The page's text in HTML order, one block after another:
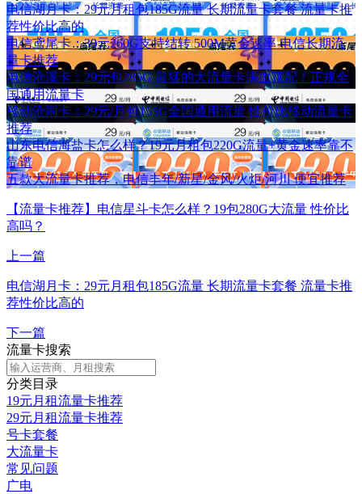
电信湖月卡：29元月租包185G流量 长期流量卡套餐 流量卡推
荐性价比高的
电信鸢尾卡：39元260G支持结转 500M黄金速率 电信长期流
量卡推荐
电信沧溪卡：29元包285G 最猛的大流量卡满血顶配！正规全
国通用流量卡
移动沧雨卡：29元/月包155G全国通用流量 性价比移动流量卡
推荐
山东电信海盐卡怎么样？19元月租包220G流量+黄金速率靠不
靠谱
五款大流量卡推荐，电信丰年/新星/金风/火炬/河川 便宜推荐
【流量卡推荐】电信星斗卡怎么样？19包280G大流量 性价比
高吗？
上一篇
电信湖月卡：29元月租包185G流量 长期流量卡套餐 流量卡推
荐性价比高的
下一篇
流量卡搜索
分类目录
19元月租流量卡推荐
29元月租流量卡推荐
号卡套餐
大流量卡
常见问题
广电